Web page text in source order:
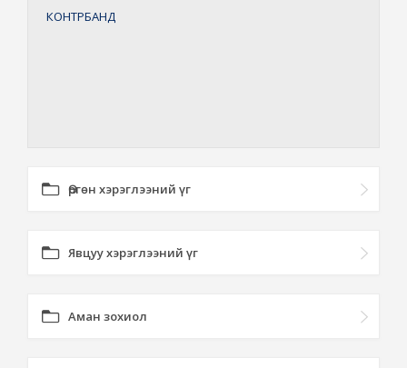
КОНТРБАНД
Өргөн хэрэглээний үг
Явцуу хэрэглээний үг
Аман зохиол